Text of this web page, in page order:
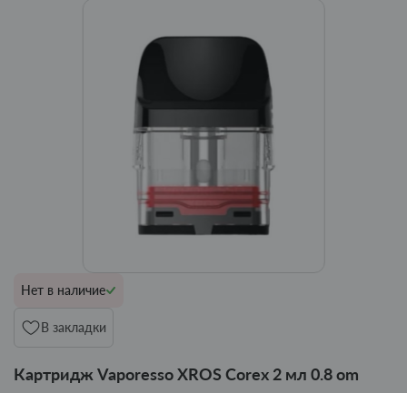
Нет в наличие
В закладки
Картридж Vaporesso XROS Corex 2 мл 0.8 om